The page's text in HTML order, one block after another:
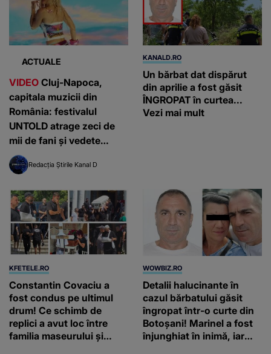
ACTUALE
VIDEO Cluj-Napoca,
capitala muzicii din
România: festivalul
UNTOLD atrage zeci de
mii de fani și vedete
internaționale
Redacția Știrile Kanal D
KANALD.RO
Un bărbat dat dispărut
din aprilie a fost găsit
ÎNGROPAT în curtea...
Vezi mai mult
KFETELE.RO
Constantin Covaciu a
fost condus pe ultimul
drum! Ce schimb de
replici a avut loc între
familia maseurului și
WOWBIZ.RO
Detalii halucinante în
cazul bărbatului găsit
îngropat într-o curte din
Botoșani! Marinel a fost
înjunghiat în inimă, iar